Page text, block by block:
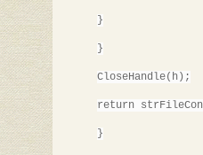
}
}
CloseHandle(h);
return
}